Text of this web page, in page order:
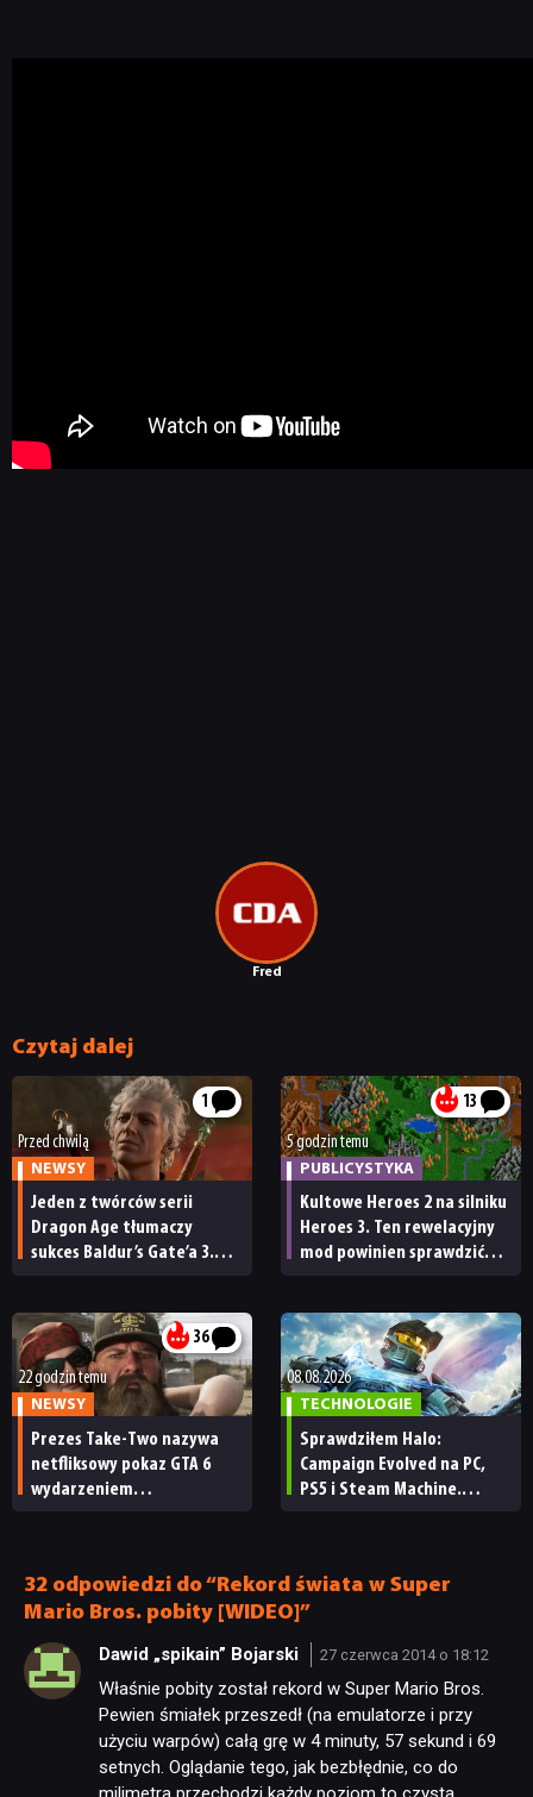
Fred
Czytaj dalej
1
Przed chwilą
NEWSY
Jeden z twórców serii
Dragon Age tłumaczy
sukces Baldur’s Gate’a 3.
przerwie”
13
5 godzin temu
PUBLICYSTYKA
Kultowe Heroes 2 na silniku
Heroes 3. Ten rewelacyjny
mod powinien sprawdzić
36
22 godzin temu
NEWSY
Prezes Take-Two nazywa
netfliksowy pokaz GTA 6
wydarzeniem
08.08.2026
TECHNOLOGIE
Sprawdziłem Halo:
Campaign Evolved na PC,
PS5 i Steam Machine.
32 odpowiedzi do “Rekord świata w Super
Mario Bros. pobity [WIDEO]”
Dawid „spikain” Bojarski 27 czerwca 2014 o 18:12
Właśnie pobity został rekord w Super Mario Bros.
Pewien śmiałek przeszedł (na emulatorze i przy
użyciu warpów) całą grę w 4 minuty, 57 sekund i 69
setnych. Oglądanie tego, jak bezbłędnie, co do